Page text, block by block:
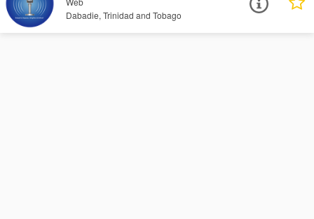
Dabadie, Trinidad and Tobago